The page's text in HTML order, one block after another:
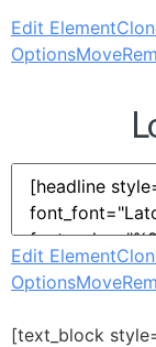
Edit Element
OptionsMove
Edit Element
OptionsMove
[text_block